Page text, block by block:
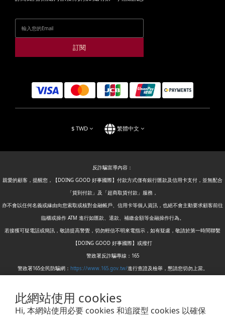
此網站使用 cookies
Hi, 本網站使用必要 cookies 和追蹤型 cookies 以確保
訂閱
$ TWD 繁體中文
反詐騙宣導內容：
親愛的顧客，提醒您，【DOING GOOD 好事國際】付款方式僅有銀行匯款及信用卡支付，並無配合
「貨到付款」及「超商取貨付款」服務，
亦不會以任何名義或緣由向您索取或核對金融帳戶、信用卡等個人資訊，也絕不會主動要求顧客前往
臨櫃或操作 ATM 進行如匯款、退款、補繳金額等金融操作行為。
若接獲可疑電話或簡訊，敬請提高警覺，切勿輕信不明來電指示，如有疑慮，敬請於第一時間聯繫
【DOING GOOD 好事國際】或撥打
警政署反詐騙專線：165
警政署165全民防騙網： https://www.165.gov.tw/進行查證及檢舉，懇請您切勿上當。
DOING GOOD International Trading Co.,Ltd.| No. 189-1, Xian 1st St., Bali Dist., New Taipei City
249005 , Taiwan |倉庫: 249005 新北市八里區賢一街189-1號